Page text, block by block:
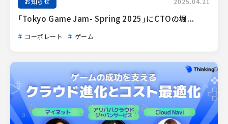
「Tokyo Game Jam- Spring 2025」にCTOの堀...
コーポレート ゲーム